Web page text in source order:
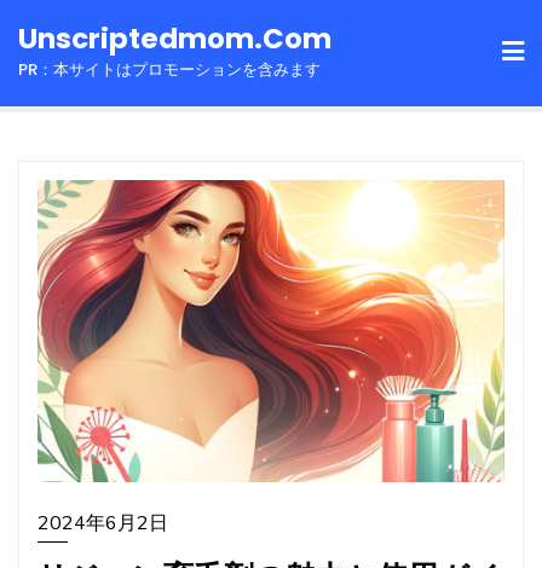
toUnscriptedmom.com
PR：本サイトはプロモーションを含みます
2024年6月2日